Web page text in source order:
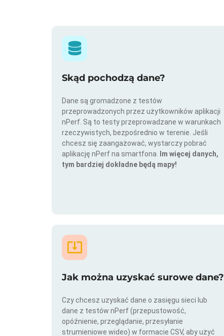
Skąd pochodzą dane?
Dane są gromadzone z testów
przeprowadzonych przez użytkowników aplikacji
nPerf. Są to testy przeprowadzane w warunkach
rzeczywistych, bezpośrednio w terenie. Jeśli
chcesz się zaangażować, wystarczy pobrać
aplikację nPerf na smartfona.
Im więcej danych,
tym bardziej dokładne będą mapy!
Jak można uzyskać surowe dane?
Czy chcesz uzyskać dane o zasięgu sieci lub
dane z testów nPerf (przepustowość,
opóźnienie, przeglądanie, przesyłanie
strumieniowe wideo) w formacie CSV, aby użyć